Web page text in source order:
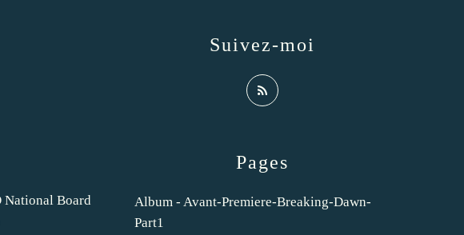
Pages
Album - Avant-Premiere-Breaking-Dawn-
Part1
Suivez-moi